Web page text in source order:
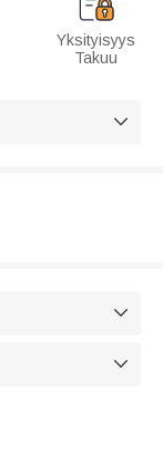
Yksityisyys
Takuu


